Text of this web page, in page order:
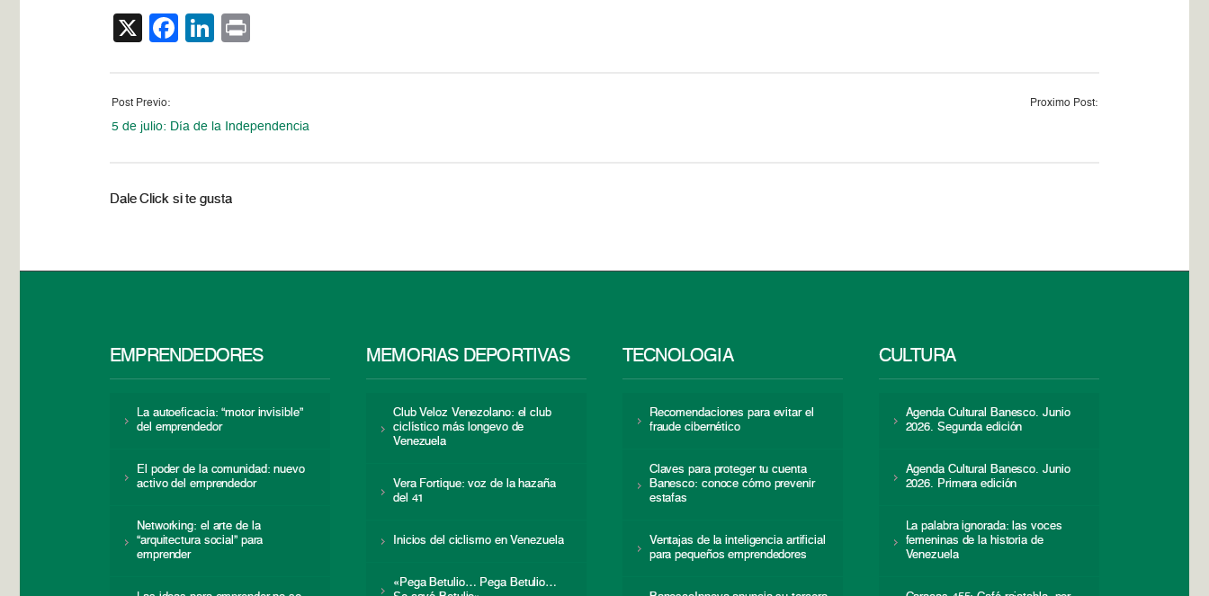
X Facebook
LinkedIn
Post Previo:
5 de julio: Día de la Independencia
Proximo Post:
Dale Click si te gusta
EMPRENDEDORES
La autoeficacia: “motor invisible”
del emprendedor
El poder de la comunidad: nuevo
activo del emprendedor
Networking: el arte de la
“arquitectura social” para
emprender
MEMORIAS DEPORTIVAS
Club Veloz Venezolano: el club
ciclístico más longevo de
Venezuela
Vera Fortique: voz de la hazaña
del 41
Inicios del ciclismo en Venezuela
«Pega Betulio… Pega Betulio…
TECNOLOGÍA
Recomendaciones para evitar el
fraude cibernético
Claves para proteger tu cuenta
Banesco: conoce cómo prevenir
estafas
Ventajas de la inteligencia artificial
para pequeños emprendedores
CULTURA
Agenda Cultural Banesco. Junio
2026. Segunda edición
Agenda Cultural Banesco. Junio
2026. Primera edición
La palabra ignorada: las voces
femeninas de la historia de
Venezuela